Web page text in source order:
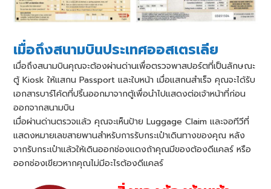
เมื่อถึงสนามบินประเทศออสเตรเลีย
เมื่อถึงสนามบินคุณจะต้องผ่านด่านเพื่อตรวจพาสปอร์ตที่เป็นลักษณะ
ตู้ Kiosk ให้แสกน Passport และใบหน้า เมื่อแสกนสำเร็จ คุณจะได้รับ
เอกสารบาร์โค้ดที่ปริ้นออกมาจากตู้เพื่อนำไปแสดงต่อเจ้าหน้าที่ก่อน
ออกจากสนามบิน
เมื่อผ่านด่านตรวจแล้ว คุณจะเห็นป้าย Luggage Claim และจอทีวีที่
แสดงหมายเลขสายพานสําหรับการรับกระเป๋าเดินทางของคุณ หลัง
จากรับกระเป๋าแล้วให้เดินออกช่องแดงถ้าคุณมีของต้องดีแคลร์ หรือ
ออกช่องเขียวหากคุณไม่มีอะไรต้องดีแคลร์